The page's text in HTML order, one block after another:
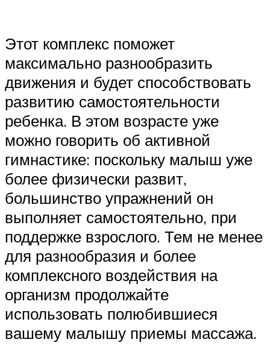
Этот комплекс поможет
максимально разнообразить
движения и будет способствовать
развитию самостоятельности
ребенка. В этом возрасте уже
можно говорить об активной
гимнастике: поскольку малыш уже
более физически развит,
большинство упражнений он
выполняет самостоятельно, при
поддержке взрослого. Тем не менее
для разнообразия и более
комплексного воздействия на
организм продолжайте
использовать полюбившиеся
вашему малышу приемы массажа.